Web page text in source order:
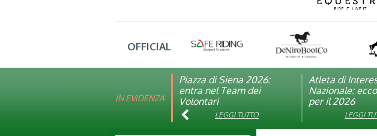
OFFICIAL
IN EVIDENZA
Piazza di Siena 2026:
entra nel Team dei
Volontari
LEGGI TUTTO
Atleta di
Nazionale:
per il 2026
LEGGI
FISE: aperta la Campagna
affiliazione 2026
LEGGI TUTTO
Natale con la
la nona edizione
dell’iniziativa
Federazione
LEGGI